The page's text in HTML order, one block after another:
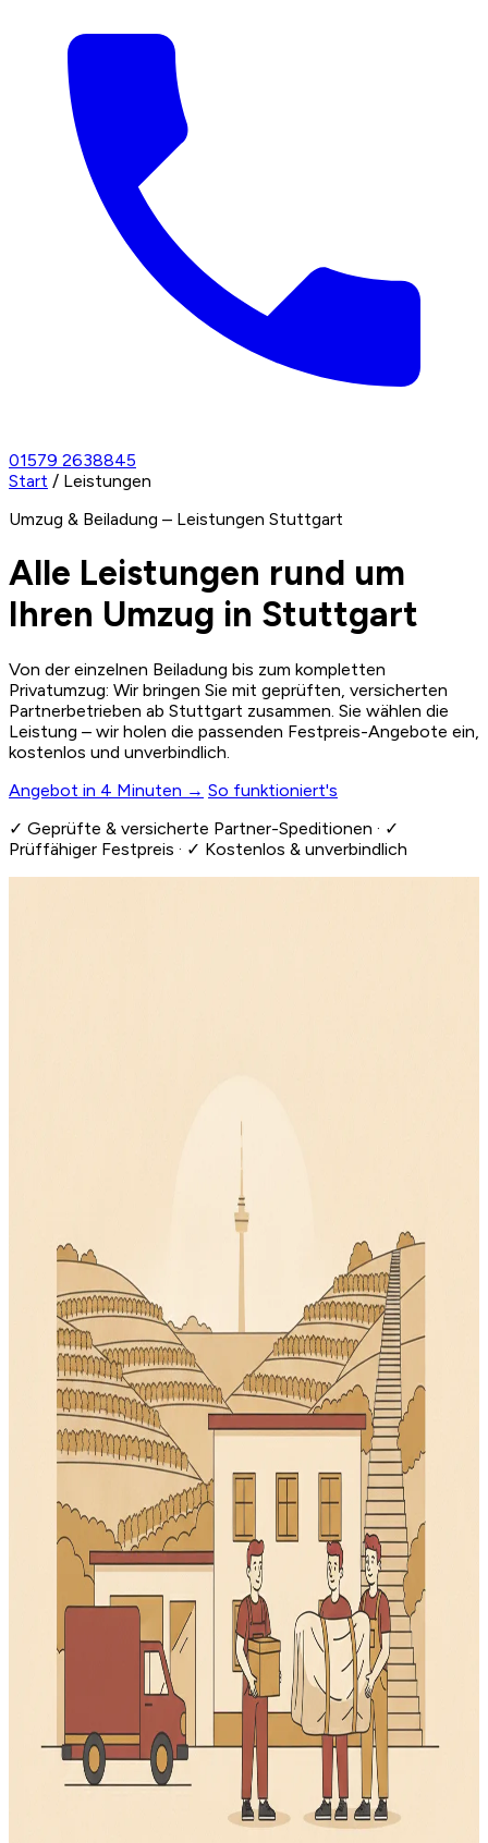
01579 2638845
Start / Leistungen
Umzug & Beiladung – Leistungen Stuttgart
Alle Leistungen rund um
Ihren Umzug in Stuttgart
Von der einzelnen Beiladung bis zum kompletten
Privatumzug: Wir bringen Sie mit geprüften, versicherten
Partnerbetrieben ab Stuttgart zusammen. Sie wählen die
Leistung – wir holen die passenden Festpreis-Angebote ein,
kostenlos und unverbindlich.
Angebot in 4 Minuten → So funktioniert's
✓ Geprüfte & versicherte Partner-Speditionen · ✓
Prüffähiger Festpreis · ✓ Kostenlos & unverbindlich